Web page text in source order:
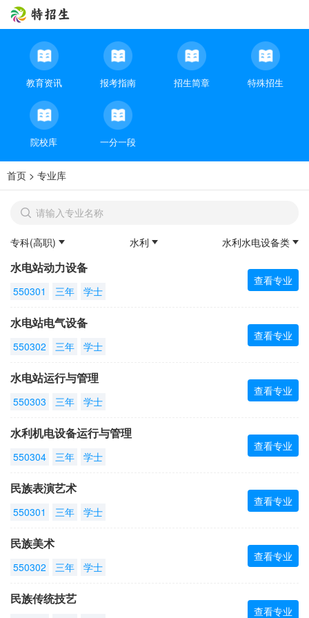
教育资讯 报考指南 招生简章 特殊招生
院校库 一分一段
首页 > 专业库
专科(高职) 水利 水利水电设备类
水电站动力设备
550301 三年 学士
查看专业
水电站电气设备
550302 三年 学士
查看专业
水电站运行与管理
550303 三年 学士
查看专业
水利机电设备运行与管理
550304 三年 学士
查看专业
民族表演艺术
550301 三年 学士
查看专业
民族美术
550302 三年 学士
查看专业
民族传统技艺
查看专业